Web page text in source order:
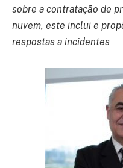
sobre a contratação de
nuvem, este inclui e
respostas a incidentes